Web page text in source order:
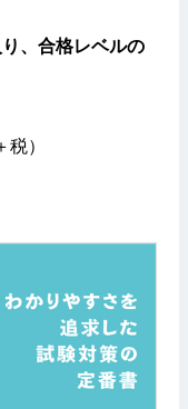
、合格レベルの
）